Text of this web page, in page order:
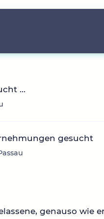
...
gesucht
genauso wie